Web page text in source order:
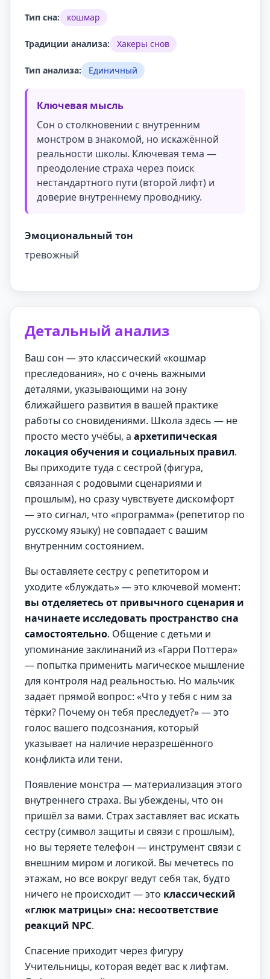
Тип сна: кошмар
Традиции анализа: Хакеры снов
Тип анализа: Единичный
Ключевая мысль
Сон о столкновении с внутренним
монстром в знакомой, но искажённой
реальности школы. Ключевая тема —
преодоление страха через поиск
нестандартного пути (второй лифт) и
доверие внутреннему проводнику.
Эмоциональный тон
тревожный
Детальный анализ
Ваш сон — это классический «кошмар
преследования», но с очень важными
деталями, указывающими на зону
ближайшего развития в вашей практике
работы со сновидениями. Школа здесь — не
просто место учёбы, а архетипическая
локация обучения и социальных правил.
Вы приходите туда с сестрой (фигура,
связанная с родовыми сценариями и
прошлым), но сразу чувствуете дискомфорт
— это сигнал, что «программа» (репетитор по
русскому языку) не совпадает с вашим
внутренним состоянием.
Вы оставляете сестру с репетитором и
уходите «блуждать» — это ключевой момент:
вы отделяетесь от привычного сценария и
начинаете исследовать пространство сна
самостоятельно. Общение с детьми и
упоминание заклинаний из «Гарри Поттера»
— попытка применить магическое мышление
для контроля над реальностью. Но мальчик
задаёт прямой вопрос: «Что у тебя с ним за
тёрки? Почему он тебя преследует?» — это
голос вашего подсознания, который
указывает на наличие неразрешённого
конфликта или тени.
Появление монстра — материализация этого
внутреннего страха. Вы убеждены, что он
пришёл за вами. Страх заставляет вас искать
сестру (символ защиты и связи с прошлым),
но вы теряете телефон — инструмент связи с
внешним миром и логикой. Вы мечетесь по
этажам, но все вокруг ведут себя так, будто
ничего не происходит — это классический
«глюк матрицы» сна: несоответствие
реакций NPC.
Спасение приходит через фигуру
Учительницы, которая ведёт вас к лифтам.